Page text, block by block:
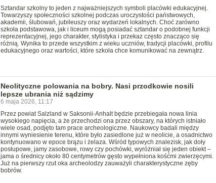
Sztandar szkolny to jeden z najważniejszych symboli placówki edukacyjnej.
Towarzyszy społeczności szkolnej podczas uroczystości państwowych,
akademii, ślubowań, jubileuszy oraz wydarzeń lokalnych. Choć zarówno
szkoła podstawowa, jak i liceum mogą posiadać sztandar o podobnej funkcji
reprezentacyjnej, jego charakter, stylistyka i przekaz często znacząco się
różnią. Wynika to przede wszystkim z wieku uczniów, tradycji placówki, profilu
edukacyjnego oraz wartości, które szkoła chce komunikować na zewnątrz.
Neolityczne polowania na bobry. Nasi przodkowie nosili
lepsze ubrania niż sądzimy
6 maja 2026, 11:17
Przez powiat Salzland w Saksonii-Anhalt będzie przebiegała nowa linia
wysokiego napięcia, a że przechodzi ona przez obszary, na których istniało
wiele osad, podjęto tam prace archeologiczne. Naukowcy badali między
innymi wyniesienie terenu, które było zasiedlone już w neolicie, a osadnictwo
kontynuowano w epoce brązu i żelaza. Wśród typowych znalezisk, jak doły
posłupowe, jamy zasobowe, rowy czy pochówki, wyróżniał się jeden obiekt –
jama o średnicy około 80 centymetrów gęsto wypełniona kośćmi zwierzęcymi.
Już na pierwszy rzut oka archeolodzy zauważyli charakterystyczne zęby
bobrów.